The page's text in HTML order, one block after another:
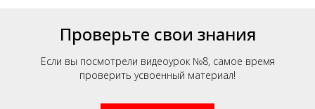
Проверьте свои знания
Если вы посмотрели видеоурок №8, самое время
проверить усвоенный материал!